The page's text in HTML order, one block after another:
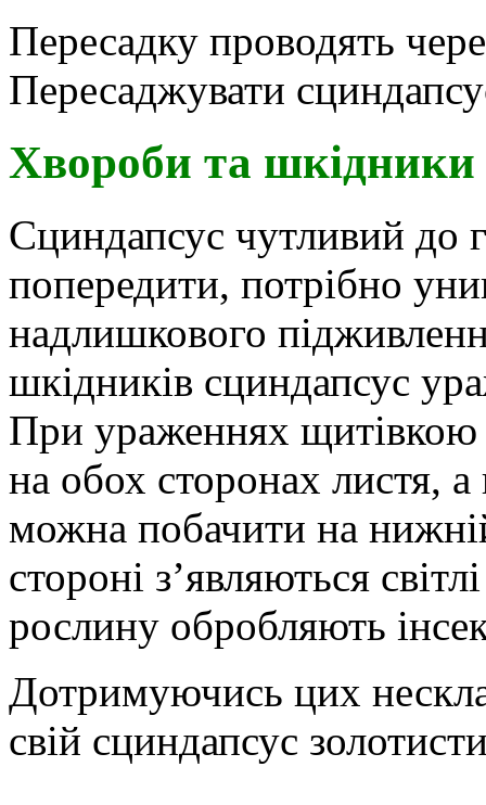
Пересадку проводять
Пересаджувати
Хвороби та шкідники
Сциндапсус чутливий до
попередити, потрібно
надлишкового
шкідників сциндапсус
При ураженнях щитівкою
на обох сторонах листя,
можна побачити на
стороні з’являються
рослину обробляють
Дотримуючись цих
свій сциндапсус